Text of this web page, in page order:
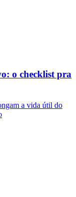
o checklist pra
a vida útil do